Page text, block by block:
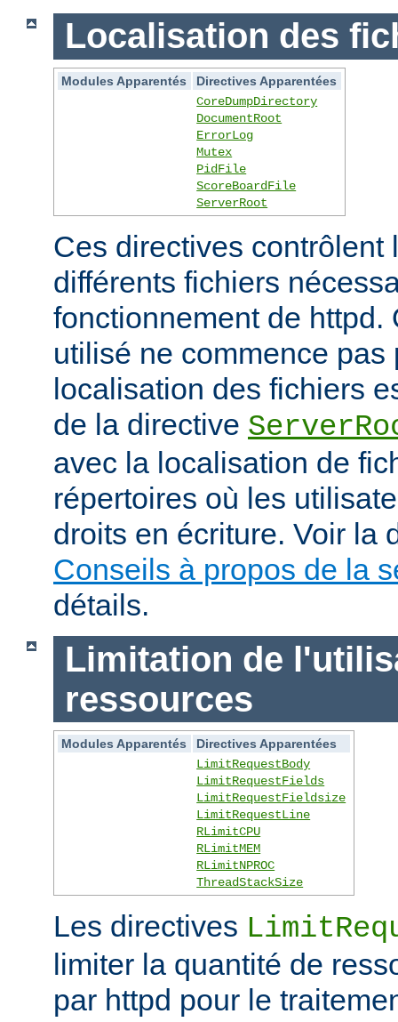
Localisation des
Modules Apparentés
Directives Apparentées
CoreDumpDirectory
DocumentRoot
ErrorLog
Mutex
PidFile
ScoreBoardFile
ServerRoot
Ces directives contrôlent
différents fichiers
fonctionnement de httpd.
utilisé ne commence pas
localisation des fichiers
de la directive
avec la localisation de
répertoires où les
droits en écriture. Voir la
Conseils à propos de la
détails.
Limitation de
ressources
Modules Apparentés
Directives Apparentées
LimitRequestBody
LimitRequestFields
LimitRequestFieldsize
LimitRequestLine
RLimitCPU
RLimitMEM
RLimitNPROC
ThreadStackSize
Les directives
limiter la quantité de
par httpd pour le